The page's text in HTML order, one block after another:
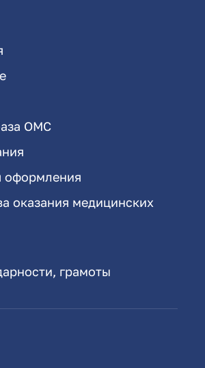
ОМС
оформления
оказания медицинских
грамоты